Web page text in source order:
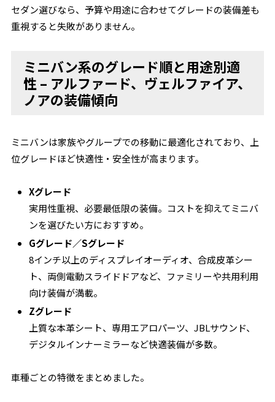
セダン選びなら、予算や用途に合わせてグレードの装備差も
重視すると失敗がありません。
ミニバン系のグレード順と用途別適
性 – アルファード、ヴェルファイア、
ノアの装備傾向
ミニバンは家族やグループでの移動に最適化されており、上
位グレードほど快適性・安全性が高まります。
Xグレード
実用性重視、必要最低限の装備。コストを抑えてミニバ
ンを選びたい方におすすめ。
Gグレード／Sグレード
8インチ以上のディスプレイオーディオ、合成皮革シー
ト、両側電動スライドドアなど、ファミリーや共用利用
向け装備が満載。
Zグレード
上質な本革シート、専用エアロパーツ、JBLサウンド、
デジタルインナーミラーなど快適装備が多数。
車種ごとの特徴をまとめました。